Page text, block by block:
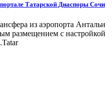
Татарской Диаспоры Сочи
из аэропорта Антальи
размещением с настройкой